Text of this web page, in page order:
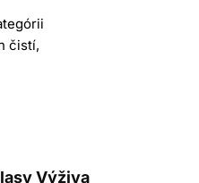
čistí,
Výživa